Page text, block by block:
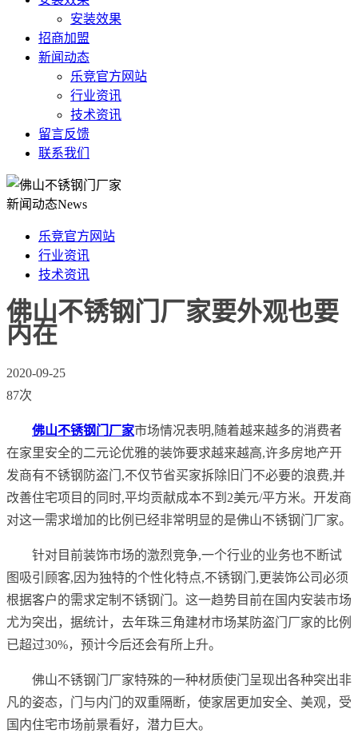
安装效果
招商加盟
新闻动态
乐竞官方网站
行业资讯
技术资讯
留言反馈
联系我们
新闻动态News
乐竞官方网站
行业资讯
技术资讯
佛山不锈钢门厂家要外观也要
内在
2020-09-25
87次
佛山不锈钢门厂家市场情况表明,随着越来越多的消费者
在家里安全的二元论优雅的装饰要求越来越高,许多房地产开
发商有不锈钢防盗门,不仅节省买家拆除旧门不必要的浪费,并
改善住宅项目的同时,平均贡献成本不到2美元/平方米。开发商
对这一需求增加的比例已经非常明显的是佛山不锈钢门厂家。
针对目前装饰市场的激烈竞争,一个行业的业务也不断试
图吸引顾客,因为独特的个性化特点,不锈钢门,更装饰公司必须
根据客户的需求定制不锈钢门。这一趋势目前在国内安装市场
尤为突出，据统计，去年珠三角建材市场某防盗门厂家的比例
已超过30%，预计今后还会有所上升。
佛山不锈钢门厂家特殊的一种材质使门呈现出各种突出非
凡的姿态，门与内门的双重隔断，使家居更加安全、美观，受
国内住宅市场前景看好，潜力巨大。